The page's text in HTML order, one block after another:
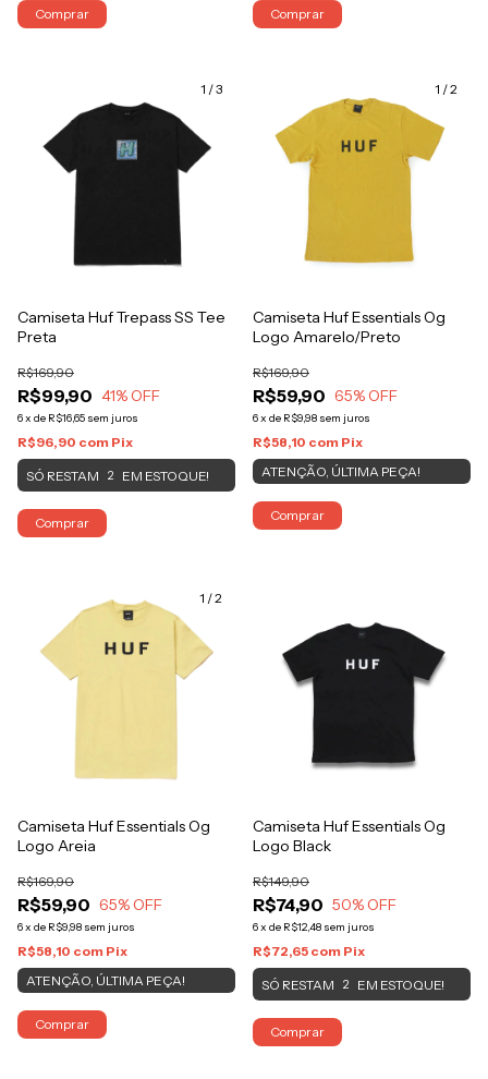
Comprar Comprar
1 /3
Camiseta Huf Trepass SS Tee
Preta
R$99,90
R$169,90
41% OFF
6x de R$16,65 sem juros
R$96,90 com Pix
SÓ RESTAM 2 EM ESTOQUE!
Comprar
1 /2
Camiseta Huf Essentials Og
Logo Amarelo/Preto
R$59,90
R$169,90
65% OFF
6x de R$9,98 sem juros
R$58,10 com Pix
ATENÇÃO, ÚLTIMA PEÇA!
Comprar
1 /2
Camiseta Huf Essentials Og
Logo Areia
R$59,90
R$169,90
65% OFF
6x de R$9,98 sem juros
R$58,10 com Pix
ATENÇÃO, ÚLTIMA PEÇA!
Comprar
Camiseta Huf Essentials Og
Logo Black
R$74,90
R$149,90
50% OFF
6x de R$12,48 sem juros
R$72,65 com Pix
SÓ RESTAM 2 EM ESTOQUE!
Comprar